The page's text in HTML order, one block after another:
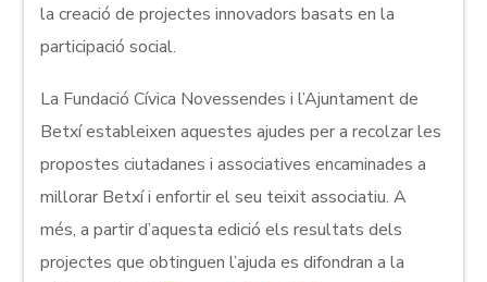
la creació de projectes innovadors basats en la
participació social.
La Fundació Cívica Novessendes i l’Ajuntament de
Betxí estableixen aquestes ajudes per a recolzar les
propostes ciutadanes i associatives encaminades a
millorar Betxí i enfortir el seu teixit associatiu. A
més, a partir d’aquesta edició els resultats dels
projectes que obtinguen l’ajuda es difondran a la